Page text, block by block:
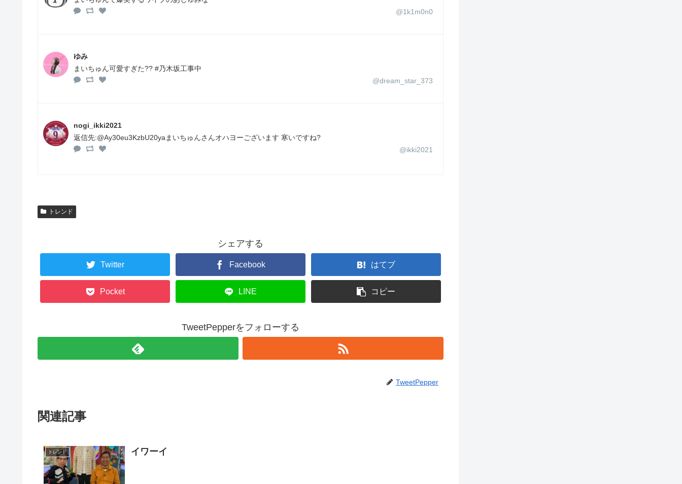
@1k1m0n0
ゆみ
まいちゅん可愛すぎた?? #乃木坂工事中
@dream_star_373
nogi_ikki2021
返信先:@Ay30eu3KzbU20yaまいちゅんさんオハヨーございます 寒いですね?
@ikki2021
トレンド
シェアする
Twitter Facebook はてブ
Pocket LINE コピー
TweetPepperをフォローする
TweetPepper
関連記事
トレンド イワーイ